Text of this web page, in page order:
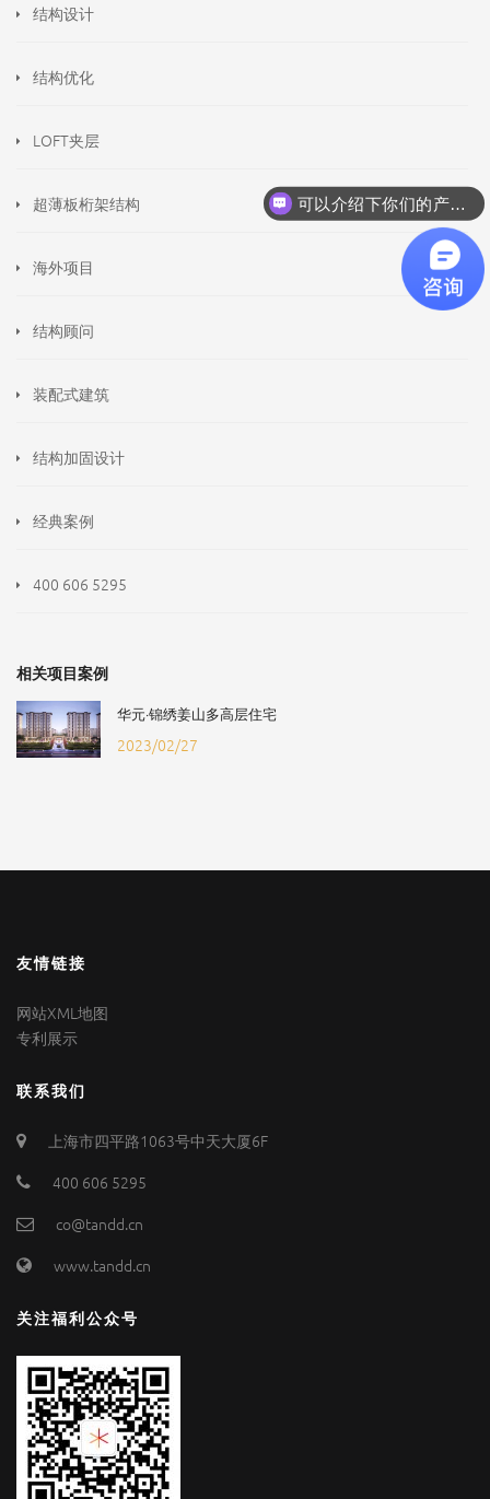
结构设计
结构优化
LOFT夹层
超薄板桁架结构
海外项目
结构顾问
装配式建筑
结构加固设计
经典案例
400 606 5295
相关项目案例
华元·锦绣姜山多高层住宅
2023/02/27
友情链接
网站XML地图
专利展示
联系我们
上海市四平路1063号中天大厦6F
400 606 5295
co@tandd.cn
www.tandd.cn
关注福利公众号